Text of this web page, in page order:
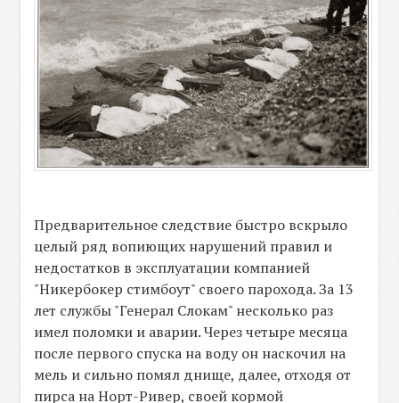
Предварительное следствие быстро вскрыло
целый ряд вопиющих нарушений правил и
недостатков в эксплуатации компанией
"Никербокер стимбоут" своего парохода. За 13
лет службы "Генерал Слокам" несколько раз
имел поломки и аварии. Через четыре месяца
после первого спуска на воду он наскочил на
мель и сильно помял днище, далее, отходя от
пирса на Норт-Ривер, своей кормой